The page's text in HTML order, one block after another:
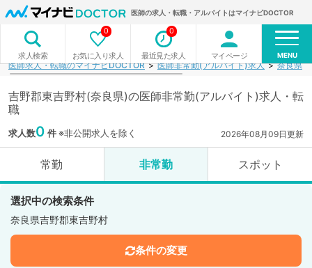
医師の求人・転職・アルバイトはマイナビDOCTOR
求人検索 お気に入り求人
0
最近見た求人
0
マイページ MENU
医師求人・転職のマイナビDOCTOR 医師非常勤(アルバイト)求人 奈良県
吉野郡東吉野村(奈良県)の医師非常勤(アルバイト)求人・転
職
求人数0 件※非公開求人を除く 2026年08月09日更新
常勤 非常勤 スポット
選択中の検索条件
奈良県吉野郡東吉野村
条件の変更